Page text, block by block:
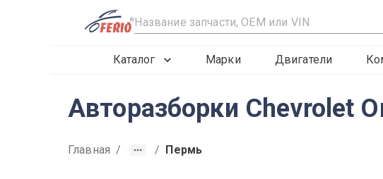
R
Каталог Марки Двигатели
Авторазборки Chevrolet
Главная / / Пермь